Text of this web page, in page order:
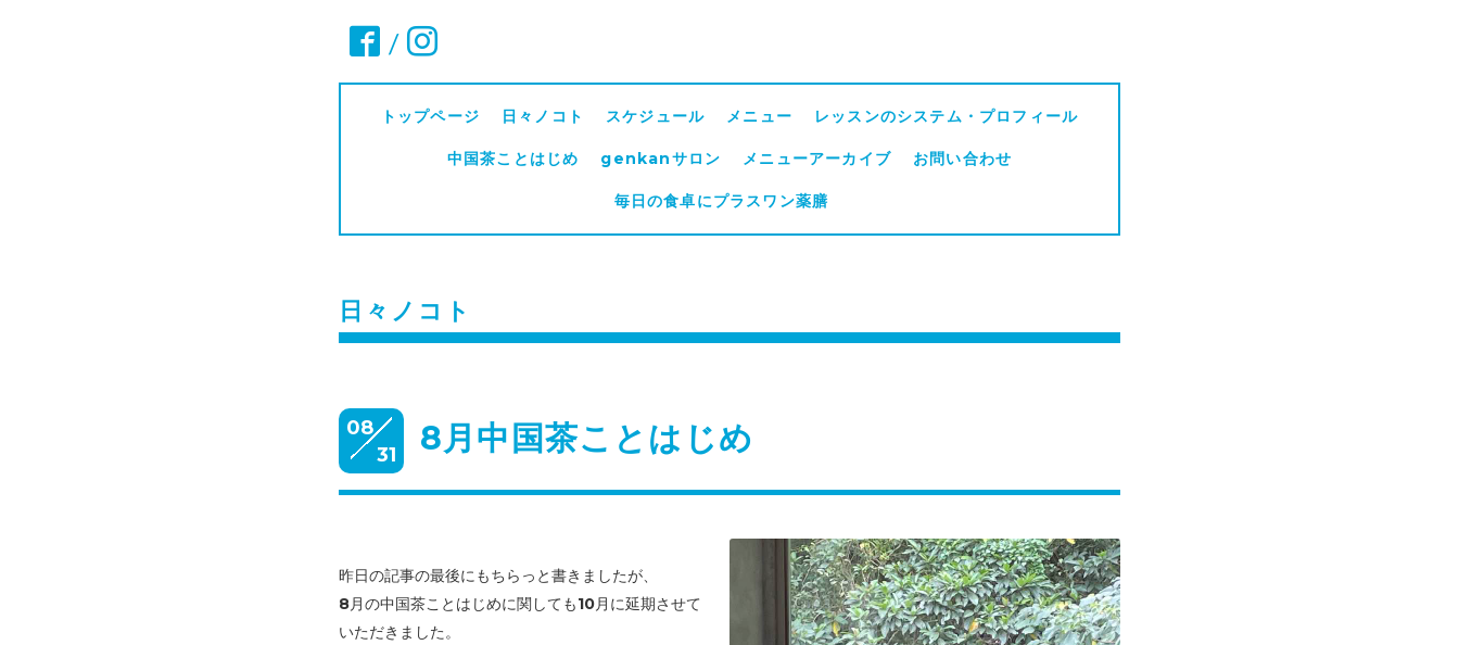
/
トップページ 日々ノコト スケジュール メニュー レッスンのシステム・プロフィール
中国茶ことはじめ genkanサロン メニューアーカイブ お問い合わせ
毎日の食卓にプラスワン薬膳
日々ノコト
08
31
8月中国茶ことはじめ
昨日の記事の最後にもちらっと書きましたが、
8月の中国茶ことはじめに関しても10月に延期させて
いただきました。